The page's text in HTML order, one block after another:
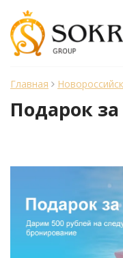
Главная Новороссийск
Подарок